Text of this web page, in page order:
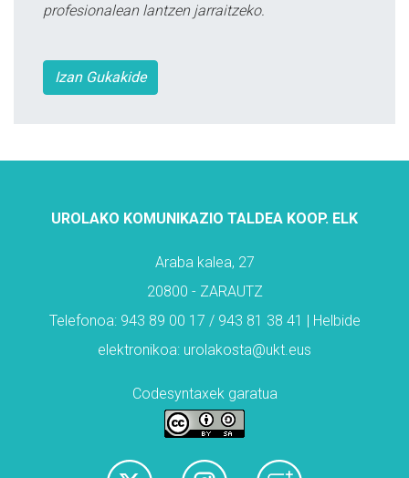
profesionalean lantzen jarraitzeko.
Izan Gukakide
UROLAKO KOMUNIKAZIO TALDEA KOOP. ELK
Araba kalea, 27
20800 - ZARAUTZ
Telefonoa: 943 89 00 17 / 943 81 38 41 | Helbide
elektronikoa: urolakosta@ukt.eus
Codesyntaxek garatua